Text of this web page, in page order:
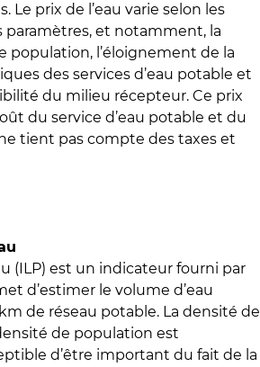
prix de l’eau varie selon les
et notamment, la
population, l’éloignement de la
des services d’eau potable et
du milieu récepteur. Ce prix
du service d’eau potable et du
tient pas compte des taxes et
(ILP) est un indicateur fourni par
d’estimer le volume d’eau
de réseau potable. La densité de
de population est
d’être important du fait de la